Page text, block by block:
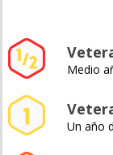
Medio
Un año